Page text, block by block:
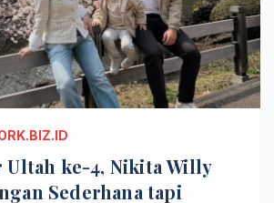
Ultah ke-4, Nikita Willy
Sederhana tapi